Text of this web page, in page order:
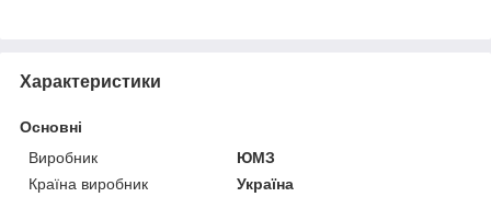
Характеристики
Основні
Виробник
ЮМЗ
Країна виробник
Україна